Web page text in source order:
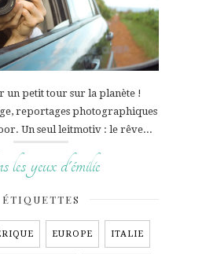
un petit tour sur la planète !
reportages photographiques
Un seul leitmotiv : le rêve...
les yeux d'émilie
ÉTIQUETTES
EUROPE ITALIE